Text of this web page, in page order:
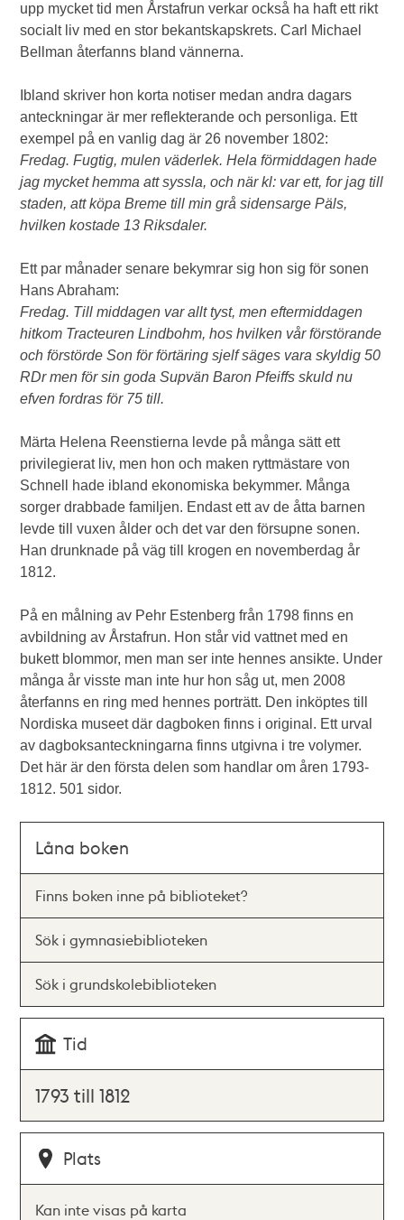
upp mycket tid men Årstafrun verkar också ha haft ett rikt
socialt liv med en stor bekantskapskrets. Carl Michael
Bellman återfanns bland vännerna.
Ibland skriver hon korta notiser medan andra dagars
anteckningar är mer reflekterande och personliga. Ett
exempel på en vanlig dag är 26 november 1802:
Fredag. Fugtig, mulen väderlek. Hela förmiddagen hade
jag mycket hemma att syssla, och när kl: var ett, for jag till
staden, att köpa Breme till min grå sidensarge Päls,
hvilken kostade 13 Riksdaler.
Ett par månader senare bekymrar sig hon sig för sonen
Hans Abraham:
Fredag. Till middagen var allt tyst, men eftermiddagen
hitkom Tracteuren Lindbohm, hos hvilken vår förstörande
och förstörde Son för förtäring sjelf säges vara skyldig 50
RDr men för sin goda Supvän Baron Pfeiffs skuld nu
efven fordras för 75 till.
Märta Helena Reenstierna levde på många sätt ett
privilegierat liv, men hon och maken ryttmästare von
Schnell hade ibland ekonomiska bekymmer. Många
sorger drabbade familjen. Endast ett av de åtta barnen
levde till vuxen ålder och det var den försupne sonen.
Han drunknade på väg till krogen en novemberdag år
1812.
På en målning av Pehr Estenberg från 1798 finns en
avbildning av Årstafrun. Hon står vid vattnet med en
bukett blommor, men man ser inte hennes ansikte. Under
många år visste man inte hur hon såg ut, men 2008
återfanns en ring med hennes porträtt. Den inköptes till
Nordiska museet där dagboken finns i original. Ett urval
av dagboksanteckningarna finns utgivna i tre volymer.
Det här är den första delen som handlar om åren 1793-
1812. 501 sidor.
Låna boken
Finns boken inne på biblioteket?
Sök i gymnasiebiblioteken
Sök i grundskolebiblioteken
Tid
1793 till 1812
Plats
Kan inte visas på karta